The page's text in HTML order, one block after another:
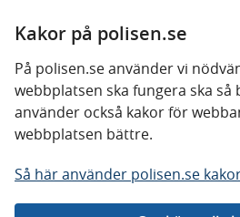
Kakor på polisen.se
På polisen.se använder vi
webbplatsen ska fungera ska så
använder också kakor för
webbplatsen bättre.
Så här använder polisen.se